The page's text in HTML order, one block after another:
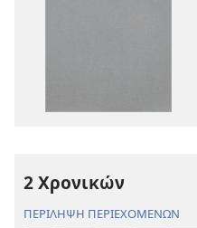
2 Χρονικών
ΠΕΡΙΛΗΨΗ ΠΕΡΙΕΧΟΜΕΝΩΝ